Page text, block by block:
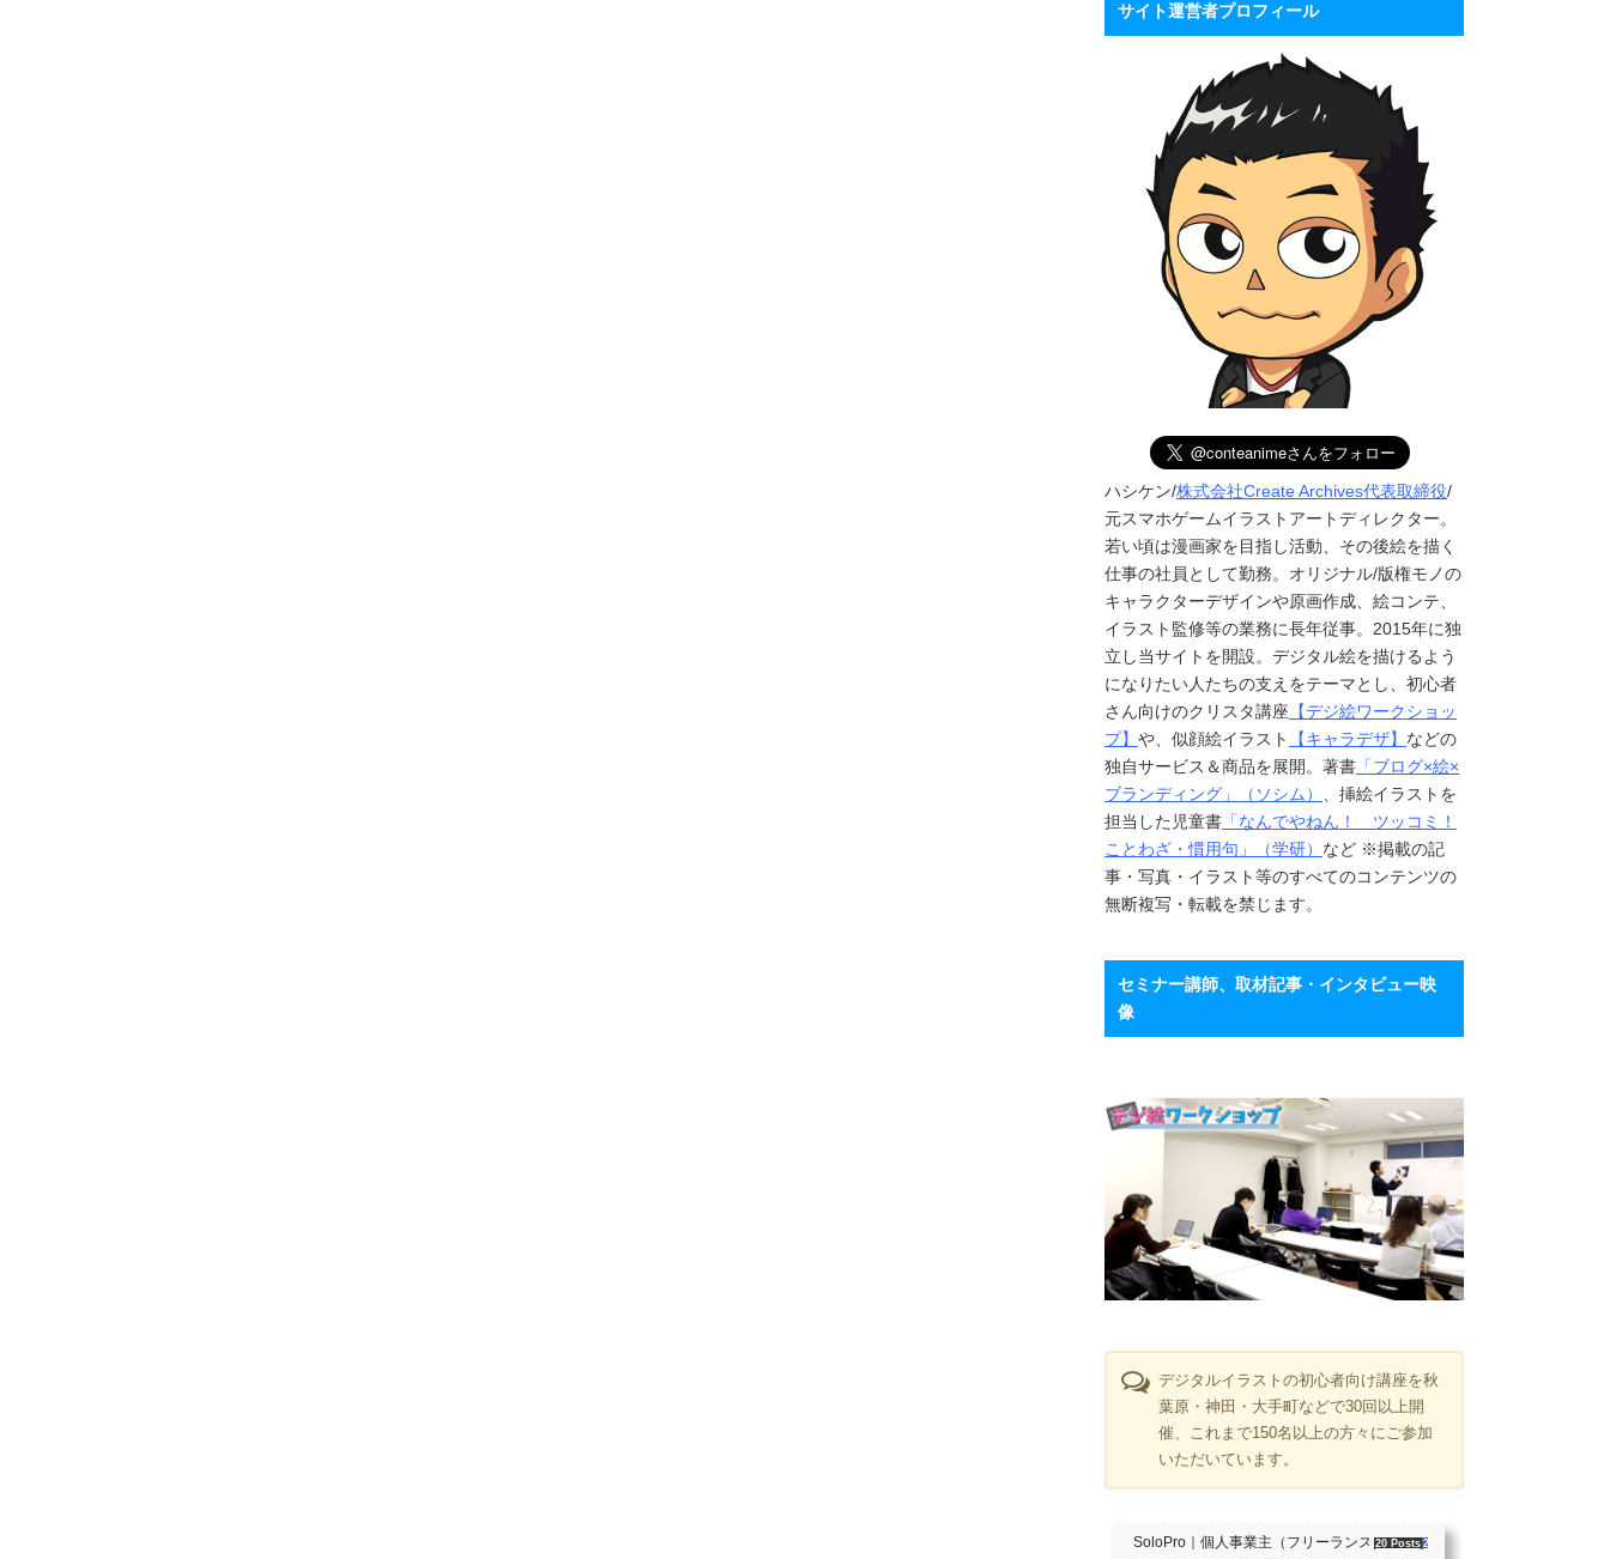
サイト運営者プロフィール
ハシケン/株式会社Create Archives代表取締役/
元スマホゲームイラストアートディレクター。
若い頃は漫画家を目指し活動、その後絵を描く
仕事の社員として勤務。オリジナル/版権モノの
キャラクターデザインや原画作成、絵コンテ、
イラスト監修等の業務に長年従事。2015年に独
立し当サイトを開設。デジタル絵を描けるよう
になりたい人たちの支えをテーマとし、初心者
さん向けのクリスタ講座 【デジ絵ワークショッ
プ】 や、似顔絵イラスト 【キャラデザ】 などの
独自サービス＆商品を展開。著書 「ブログ×絵×
ブランディング」（ソシム）
、挿絵イラストを
担当した児童書 「なんでやねん！ ツッコミ！
ことわざ・慣用句」（学研） など ※掲載の記
事・写真・イラスト等のすべてのコンテンツの
無断複写・転載を禁じます。
セミナー講師、取材記事・インタビュー映
像
デジタルイラストの初心者向け講座を秋
葉原・神田・大手町などで30回以上開
催、これまで150名以上の方々にご参加
いただいています。
SoloPro｜個人事業主（フリーランス）・起業家、"ソロ" で働く人のライ
20 Posts 261 Shares